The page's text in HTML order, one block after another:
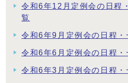
令和6年12月定例会の日程
覧
令和6年9月定例会の日程
令和6年6月定例会の日程
令和6年3月定例会の日程